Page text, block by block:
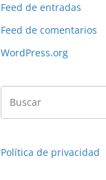
Feed de entradas
Feed de comentarios
WordPress.org
Política de privacidad